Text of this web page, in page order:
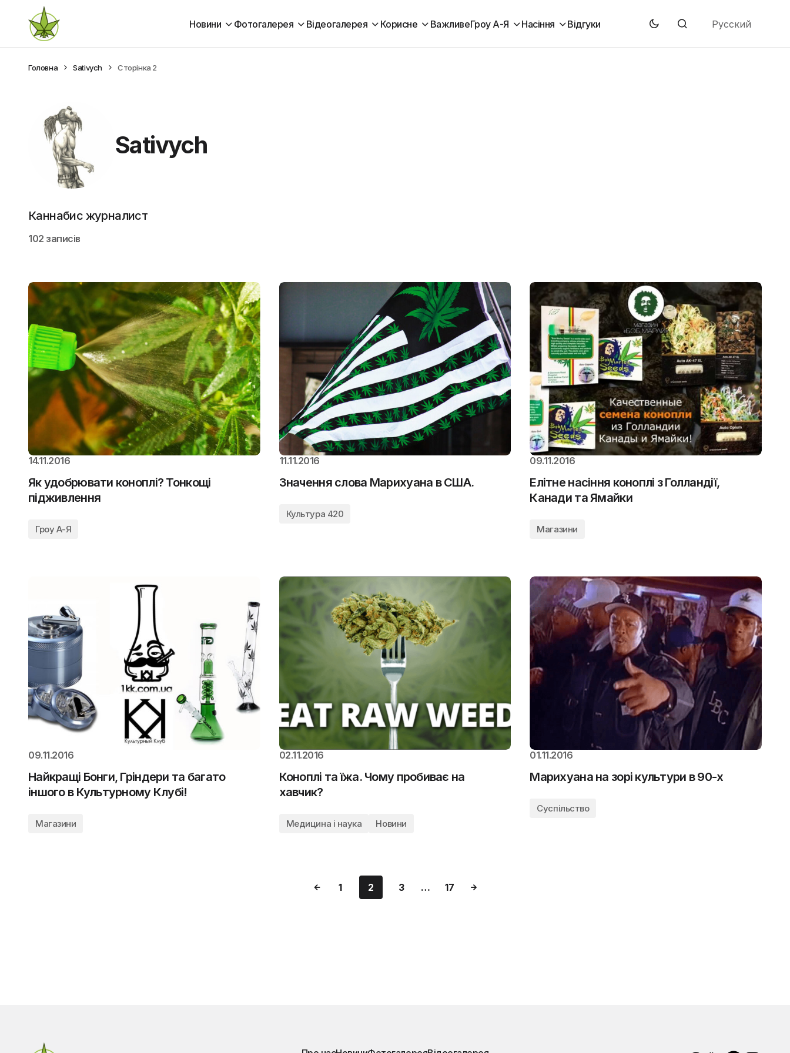
Новини Фотогалерея Відеогалерея Корисне ВажливеГроу А-Я Насіння Відгуки Русский
Головна Sativych Сторінка 2
Sativych
Каннабис журналист
102 записів
14.11.2016
Як удобрювати коноплі? Тонкощі
підживлення
Гроу А-Я
11.11.2016
Значення слова Марихуана в США.
Культура 420
09.11.2016
Елітне насіння коноплі з Голландії,
Канади та Ямайки
Магазини
09.11.2016
Найкращі Бонги, Гріндери та багато
іншого в Культурному Клубі!
Магазини
02.11.2016
Коноплі та їжа. Чому пробиває на
хавчик?
Медицина і наука Новини
01.11.2016
Марихуана на зорі культури в 90-х
Суспільство
1 2 3 … 17